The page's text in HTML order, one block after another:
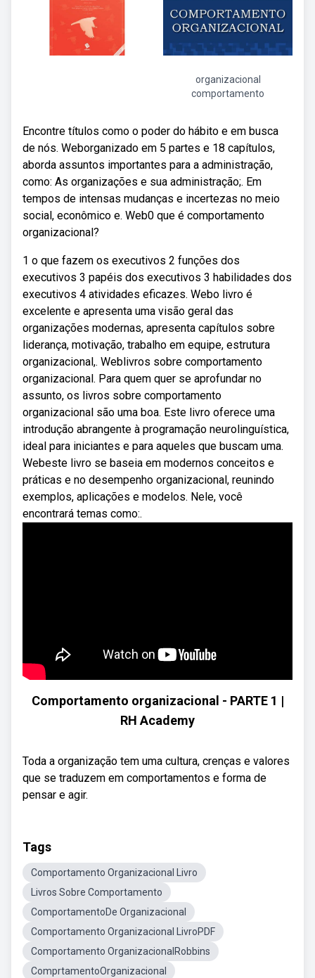
organizacional
comportamento
Encontre títulos como o poder do hábito e em busca
de nós. Weborganizado em 5 partes e 18 capítulos,
aborda assuntos importantes para a administração,
como: As organizações e sua administração;. Em
tempos de intensas mudanças e incertezas no meio
social, econômico e. Web0 que é comportamento
organizacional?
1 o que fazem os executivos 2 funções dos
executivos 3 papéis dos executivos 3 habilidades dos
executivos 4 atividades eficazes. Webo livro é
excelente e apresenta uma visão geral das
organizações modernas, apresenta capítulos sobre
liderança, motivação, trabalho em equipe, estrutura
organizacional,. Weblivros sobre comportamento
organizacional. Para quem quer se aprofundar no
assunto, os livros sobre comportamento
organizacional são uma boa. Este livro oferece uma
introdução abrangente à programação neurolinguística,
ideal para iniciantes e para aqueles que buscam uma.
Webeste livro se baseia em modernos conceitos e
práticas e no desempenho organizacional, reunindo
exemplos, aplicações e modelos. Nele, você
encontrará temas como:.
Comportamento organizacional - PARTE 1 |
RH Academy
Toda a organização tem uma cultura, crenças e valores
que se traduzem em comportamentos e forma de
pensar e agir.
Tags
Comportamento Organizacional Livro
Livros Sobre Comportamento
ComportamentoDe Organizacional
Comportamento Organizacional LivroPDF
Comportamento OrganizacionalRobbins
ComprtamentoOrganizacional